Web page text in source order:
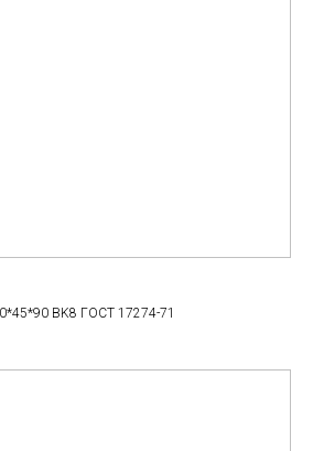
BK8 ГОСТ 17274-71